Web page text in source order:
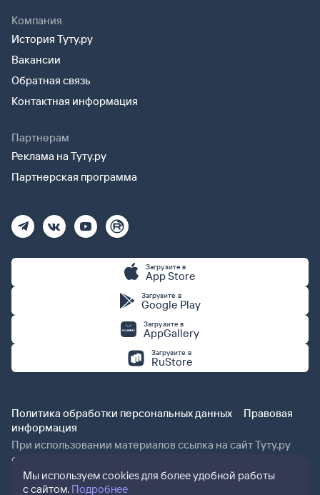
Компания
История Туту.ру
Вакансии
Обратная связь
Контактная информация
Партнерам
Реклама на Туту.ру
Партнерская программа
Загрузите в
App Store
Загрузите в
Google Play
Загрузите в
AppGallery
Загрузите в
RuStore
Политика обработки персональных данных
Правовая
информация
При использовании материалов ссылка на сайт Туту.ру
обязательна.
Мы используем cookies для более удобной работы
с сайтом. Подробнее